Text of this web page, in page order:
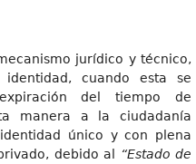
jurídico y técnico,
cuando esta se
del tiempo de
manera a la ciudadanía
único y con plena
debido al
“Estado de